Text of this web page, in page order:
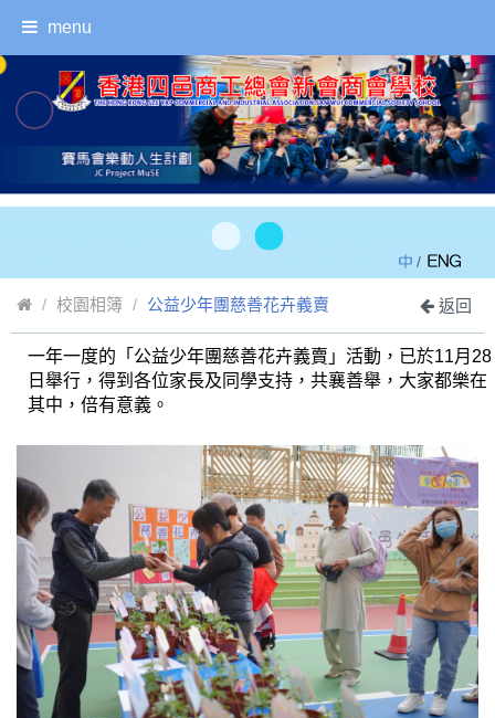
menu
/
校園相簿 公益少年團慈善花卉義賣 返回
一年一度的「公益少年團慈善花卉義賣」活動，已於11月28
日舉行，得到各位家長及同學支持，共襄善舉，大家都樂在
其中，倍有意義。